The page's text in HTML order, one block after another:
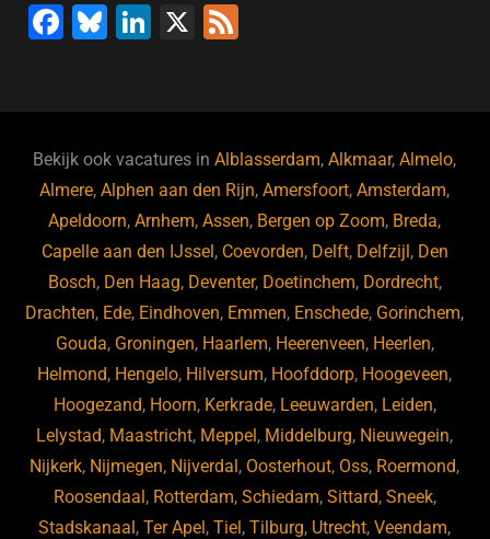
F
b
o
o
k
Bl
ky
Li
dI
n
X
Bekijk ook vacatures inAlblasserdam,Alkmaar,Almelo,
Almere,Alphen aan den Rijn,Amersfoort,Amsterdam,
Apeldoorn,Arnhem,Assen, Bergen op Zoom, Breda,
Capelle aan den IJssel , Coevorden, Delft, Delfzijl , Den
Bosch, Den Haag, Deventer, Doetinchem, Dordrecht,
Drachten, Ede, Eindhoven, Emmen, Enschede, Gorinchem,
Gouda, Groningen, Haarlem, Heerenveen, Heerlen,
Helmond, Hengelo, Hilversum, Hoofddorp, Hoogeveen,
Hoogezand, Hoorn, Kerkrade, Leeuwarden, Leiden,
Lelystad, Maastricht, Meppel , Middelburg, Nieuwegein,
Nijkerk, Nijmegen, Nijverdal , Oosterhout, Oss, Roermond,
Roosendaal , Rotterdam, Schiedam, Sittard, Sneek,
Stadskanaal ,Ter Apel ,Tiel ,Tilburg, Utrecht,Veendam,